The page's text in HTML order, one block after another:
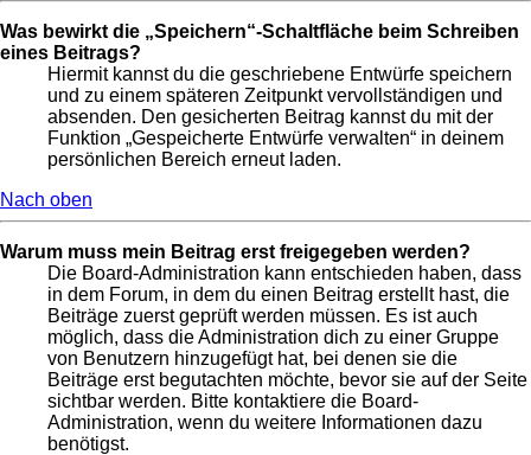
Was bewirkt die „Speichern“-Schaltfläche beim Schreiben
eines Beitrags?
Hiermit kannst du die geschriebene Entwürfe speichern
und zu einem späteren Zeitpunkt vervollständigen und
absenden. Den gesicherten Beitrag kannst du mit der
Funktion „Gespeicherte Entwürfe verwalten“ in deinem
persönlichen Bereich erneut laden.
Nach oben
Warum muss mein Beitrag erst freigegeben werden?
Die Board-Administration kann entschieden haben, dass
in dem Forum, in dem du einen Beitrag erstellt hast, die
Beiträge zuerst geprüft werden müssen. Es ist auch
möglich, dass die Administration dich zu einer Gruppe
von Benutzern hinzugefügt hat, bei denen sie die
Beiträge erst begutachten möchte, bevor sie auf der Seite
sichtbar werden. Bitte kontaktiere die Board-
Administration, wenn du weitere Informationen dazu
benötigst.